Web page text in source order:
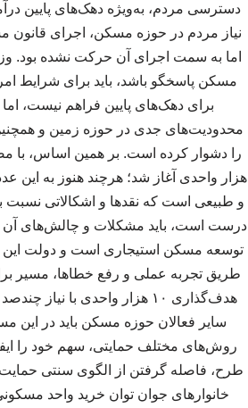
دسترسی مردم، به‌ویژه دهک‌های پایین
نیاز مردم در حوزه مسکن، اجرای قانون
اما به سمت اجرای آن حرکت نشده بود.
مسکن پاسخگو باشد، باید برای شرایط
برای دهک‌های پایین فراهم نیست،
محدودیت‌های جدی در حوزه زمین و
هزار واحدی آغاز شد؛ هرچند هنوز به این
و طبیعی است که نقدها و اشکالاتی نسبت
درست است، باید مشکلات و چالش‌های آن
توسعه مسکن استیجاری است و دولت این
طریق تجربه عملی و رفع خطاها، مسیر
هدف‌گذاری ۱۰ هزار واحدی
سایر فعالان حوزه مسکن باید در این
روش‌های مختلف حمایتی، سهم خود را
طرح، فاصله گرفتن از الگوی سنتی
خانوارهای جوان توان خرید واحد